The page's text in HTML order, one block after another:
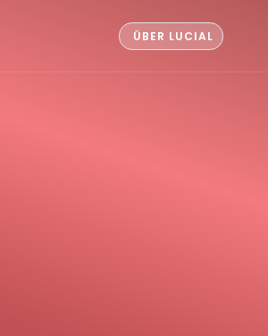
ÜBER LUCIAL